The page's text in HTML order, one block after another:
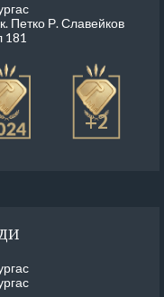
Петко Р. Славейков
181
+2